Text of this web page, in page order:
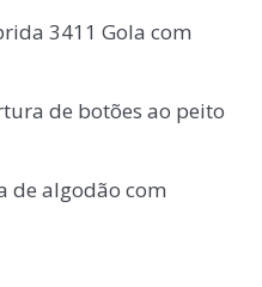
3411 Gola com
de botões ao peito
de algodão com